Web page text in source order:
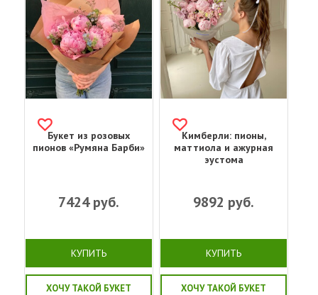
Букет из розовых
пионов «Румяна Барби»
7424руб.
КУПИТЬ
ХОЧУ ТАКОЙ БУКЕТ
Кимберли: пионы,
маттиола и ажурная
эустома
9892 руб.
КУПИТЬ
ХОЧУ ТАКОЙ БУКЕТ